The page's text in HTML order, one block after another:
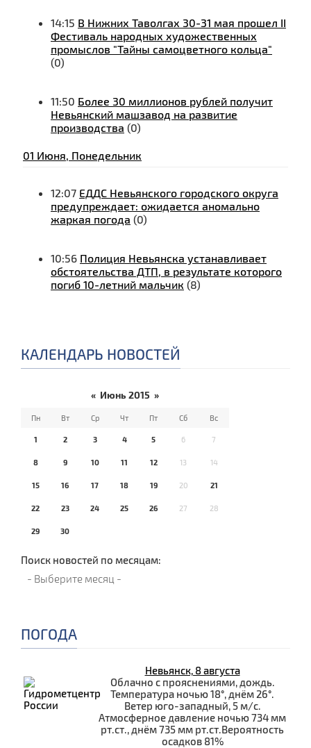
14:15 В Нижних Таволгах 30-31 мая прошел II
Фестиваль народных художественных
промыслов "Тайны самоцветного кольца"
(0)
11:50 Более 30 миллионов рублей получит
Невьянский машзавод на развитие
производства (0)
01 Июня, Понедельник
12:07 ЕДДС Невьянского городского округа
предупреждает: ожидается аномально
жаркая погода (0)
10:56 Полиция Невьянска устанавливает
обстоятельства ДТП, в результате которого
погиб 10-летний мальчик (8)
КАЛЕНДАРЬ НОВОСТЕЙ
« Июнь 2015 »
Пн Вт Ср Чт Пт Сб Вс
1 2 3 4 5 6 7
8 9 10 11 12 13 14
15 16 17 18 19 20 21
22 23 24 25 26 27 28
29 30
Поиск новостей по месяцам:
ПОГОДА
Невьянск, 8 августа
Облачно с прояснениями, дождь.
Температура ночью 18°, днём 26°.
Ветер юго-западный, 5 м/с.
Атмосферное давление ночью 734 мм
рт.ст., днём 735 мм рт.ст.Вероятность
осадков 81%